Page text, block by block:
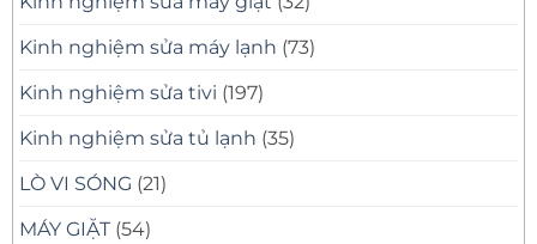
Kinh nghiệm sửa máy lạnh (73)
Kinh nghiệm sửa tivi (197)
Kinh nghiệm sửa tủ lạnh (35)
LÒ VI SÓNG (21)
MÁY GIẶT (54)